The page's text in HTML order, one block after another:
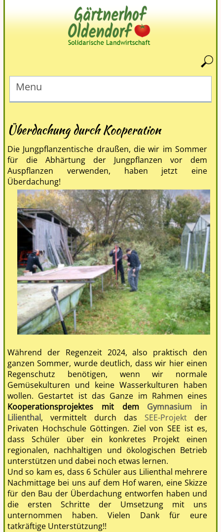
Menu
Überdachung durch Kooperation
Die Jungpflanzentische draußen, die wir im Sommer
für die Abhärtung der Jungpflanzen vor dem
Auspflanzen verwenden, haben jetzt eine
Überdachung!
Während der Regenzeit 2024, also praktisch den
ganzen Sommer, wurde deutlich, dass wir hier einen
Regenschutz benötigen, wenn wir normale
Gemüsekulturen und keine Wasserkulturen haben
wollen. Gestartet ist das Ganze im Rahmen eines
Kooperationsprojektes mit dem Gymnasium in
Lilienthal, vermittelt durch das SEE-Projekt der
Privaten Hochschule Göttingen. Ziel von SEE ist es,
dass Schüler über ein konkretes Projekt einen
regionalen, nachhaltigen und ökologischen Betrieb
unterstützen und dabei noch etwas lernen.
Und so kam es, dass 6 Schüler aus Lilienthal mehrere
Nachmittage bei uns auf dem Hof waren, eine Skizze
für den Bau der Überdachung entworfen haben und
die ersten Schritte der Umsetzung mit uns
unternommen haben. Vielen Dank für eure
tatkräftige Unterstützung!!